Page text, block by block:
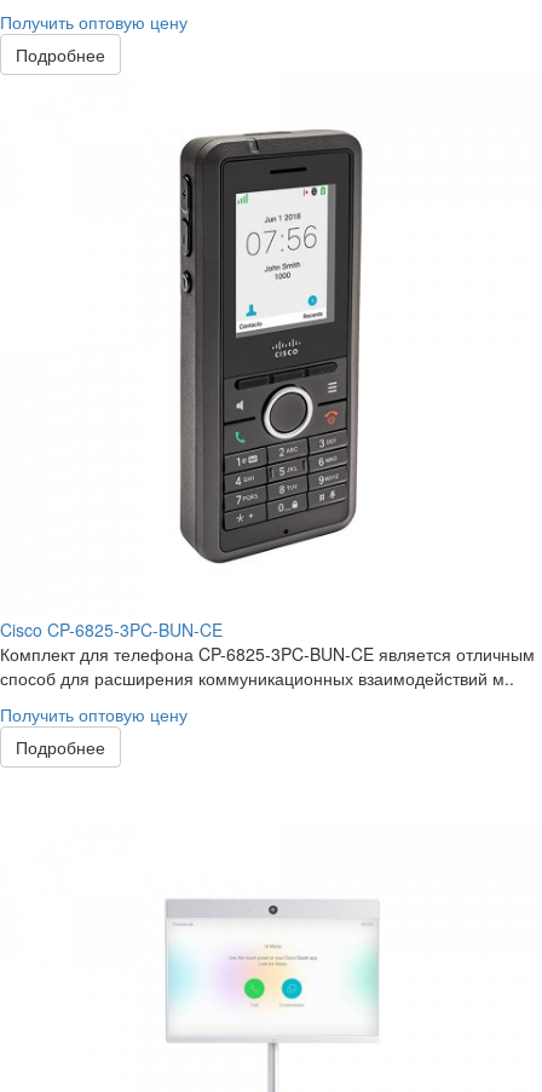
Получить оптовую цену
Подробнее
Cisco CP-6825-3PC-BUN-CE
Комплект для телефона CP-6825-3PC-BUN-CE является отличным
способ для расширения коммуникационных взаимодействий м..
Получить оптовую цену
Подробнее